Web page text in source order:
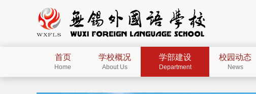
首页
Home
学校概况
About Us
学部建设
Department
校园动态
News